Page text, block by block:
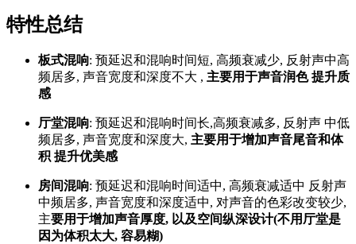
特性总结
板式混响: 预延迟和混响时间短, 高频衰减少, 反射声中高
频居多, 声音宽度和深度不大 , 主要用于声音润色 提升质
感
厅堂混响: 预延迟和混响时间长,高频衰减多, 反射声 中低
频居多, 声音宽度和深度大, 主要用于增加声音尾音和体
积 提升优美感
房间混响: 预延迟和混响时间适中, 高频衰减适中 反射声
中频居多, 声音宽度和深度适中, 对声音的色彩改变较少,
主要用于增加声音厚度, 以及空间纵深设计(不用厅堂是
因为体积太大, 容易糊)